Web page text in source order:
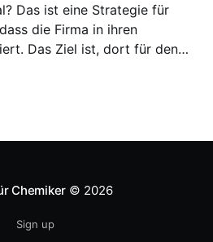
für
die Firma in ihren
Das Ziel ist, dort für den
ist von Toyota bekannt,
Chemiker © 2026
Sign up